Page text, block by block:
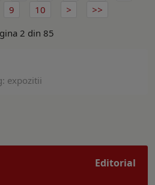
9
10
2 din 85
expozitii
Editorial